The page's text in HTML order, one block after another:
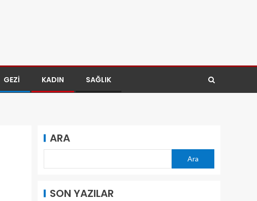
GEZI KADIN SAĞLIK
ARA
Ara
SON YAZILAR